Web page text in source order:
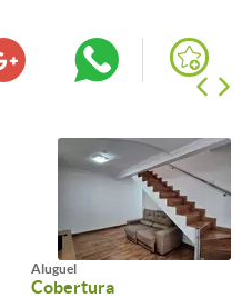
Aluguel
Cobertura